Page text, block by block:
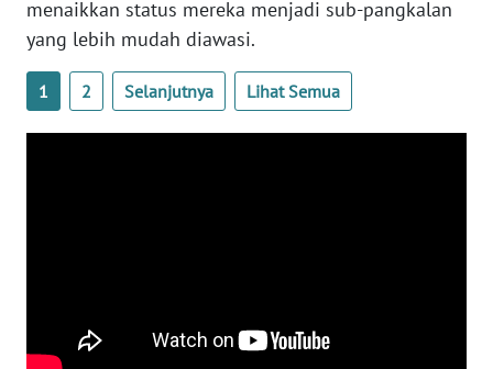
menaikkan status mereka menjadi sub-pangkalan
yang lebih mudah diawasi.
1 2 Selanjutnya Lihat Semua
WN
NUSANTARA
JOGJA
KALBAR